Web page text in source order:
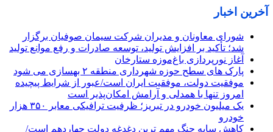
آخرین اخبار
شورای معاونان و مدیران شرکت سیمان صوفیان برگزار
شد؛ تأکید بر افزایش تولید، توسعه صادرات و رفع موانع تولید
آغاز نورپردازی باغ‌موزه ستارخان
پارک های سطح حوزه شهرداری منطقه ۲ بهسازی می شود
موفقیت دولت، موفقیت ایران است/عبور از شرایط پیچیده
امروز تنها با همدلی و آرامش امکان‌پذیر است
یک میلیون خودرو در تبریز؛ ظرفیت ترافیکی معابر ۳۵۰ هزار
خودرو
کاهش سایه جنگ مهم ‌ترین دغدغه دولت چهاردهم است/